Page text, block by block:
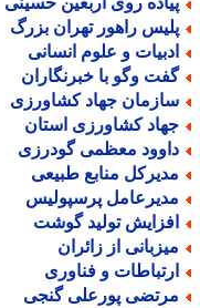
راهور تهران بزرگ
و علوم انسانی
وگو با خبرنگاران
جهاد کشاورزی
کشاورزی استان
معظمی گودرزی
منابع طبیعی
پرسپولیس
تولید گوشت
از زائران
و فناوری
پورعلی گنجی